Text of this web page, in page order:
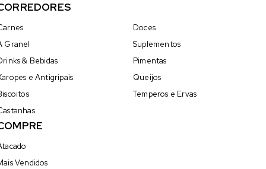
Granel
& Bebidas
e Antigripais
Doces
Suplementos
Pimentas
Queijos
Temperos e Ervas
Vendidos